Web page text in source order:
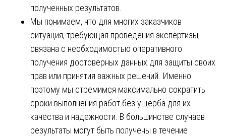
полученных результатов.
Мы понимаем, что для многих заказчиков
ситуация, требующая проведения экспертизы,
связана с необходимостью оперативного
получения достоверных данных для защиты своих
прав или принятия важных решений. Именно
поэтому мы стремимся максимально сократить
сроки выполнения работ без ущерба для их
качества и надежности. В большинстве случаев
результаты могут быть получены в течение